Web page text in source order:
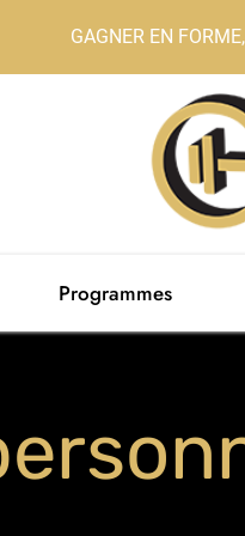
GAGNER EN
Programmes